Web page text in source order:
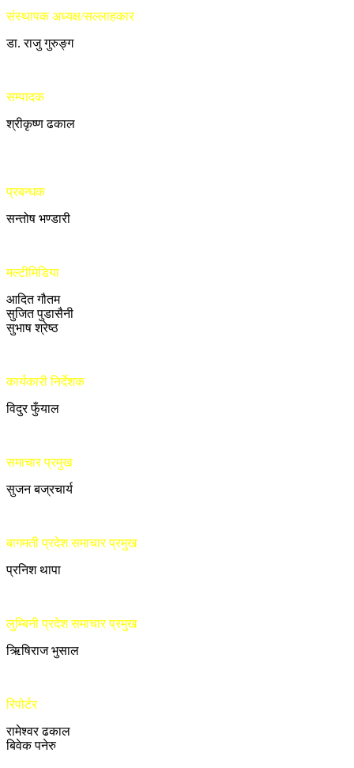
संस्थापक अध्यक्ष/सल्लाहकार
डा. राजु गुरुङ्ग
सम्पादक
श्रीकृष्ण ढकाल
प्रबन्धक
सन्तोष भण्डारी
मल्टीमिडिया
आदित गौतम
सुजित पुडासैनी
सुभाष श्रेष्ठ
कार्यकारी निर्देशक
विदुर फुँयाल
समाचार प्रमुख
सुजन बज्रचार्य
बागमती प्रदेश समाचार प्रमुख
प्रनिश थापा
लुम्बिनी प्रदेश समाचार प्रमुख
ऋिषिराज भुसाल
रिपोर्टर
रामेश्वर ढकाल
बिवेक पनेरु